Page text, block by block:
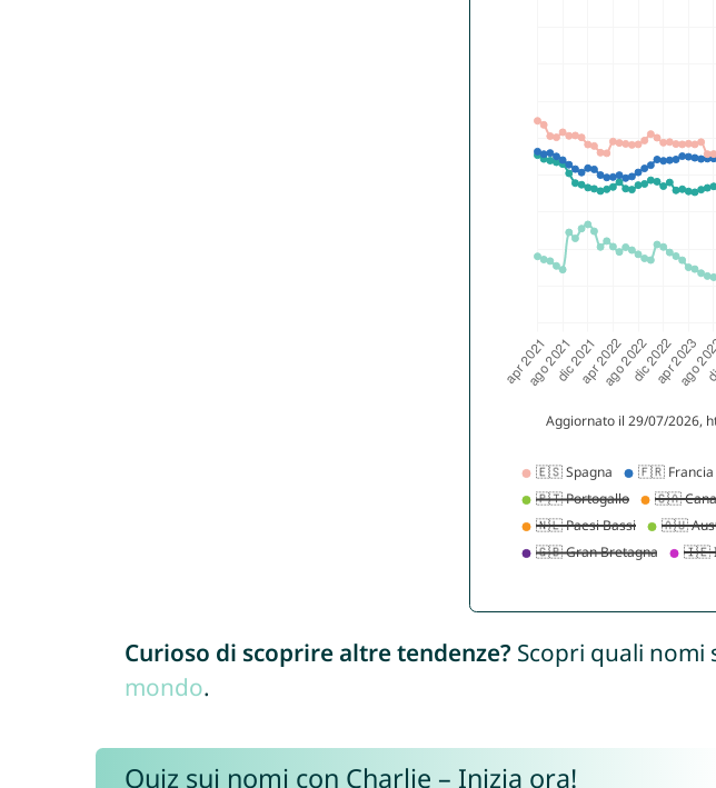
Curioso di scoprire altre tendenze? Scopri quali
mondo.
Quiz sui nomi con Charlie – Inizia ora!